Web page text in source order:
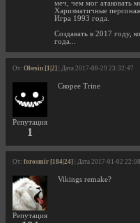
меч, чем мог атаковать
Харизматичные
Игра 1993 года.
Создавать в 2017 году,
года...
От: Obesin [1|2] | Дата 2017-08-29 23:32:47
Репутация
1
Скорее Trine
От: forosmir [184|24] | Дата 2017-01-02
Репутация
Vikings remake?